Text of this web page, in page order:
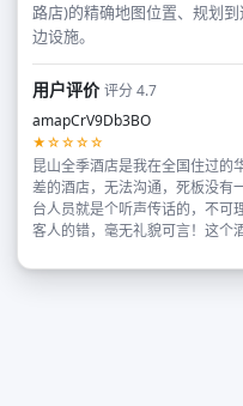
路店)的精确地图位置、规划
边设施。
用户评价评分 4.7
amapCrV9Db3BO
★☆☆☆☆
昆山全季酒店是我在全国住过的
差的酒店，无法沟通，死板没有
台人员就是个听声传话的，不可
客人的错，毫无礼貌可言！这个